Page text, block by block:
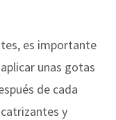
es importante
unas gotas
de cada
y